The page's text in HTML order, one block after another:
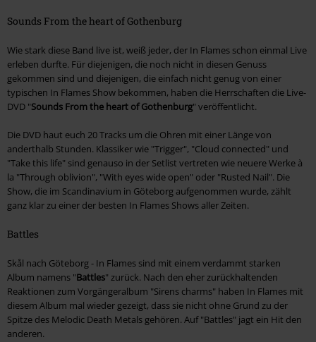
Sounds From the heart of Gothenburg
Wie stark diese Band live ist, weiß jeder, der In Flames schon einmal Live
erleben durfte. Für diejenigen, die noch nicht in diesen Genuss
gekommen sind und diejenigen, die einfach nicht genug von einer
typischen In Flames Show bekommen, haben die Herrschaften die Live-
DVD "Sounds From the heart of Gothenburg" veröffentlicht.
Die DVD haut euch 20 Tracks um die Ohren mit einer Länge von
anderthalb Stunden. Klassiker wie "Trigger", "Cloud connected" und
"Take this life" sind genauso in der Setlist vertreten wie neuere Werke à
la "Through oblivion", "With eyes wide open" oder "Rusted Nail". Die
Show, die im Scandinavium in Göteborg aufgenommen wurde, zählt
ganz klar zu einer der besten In Flames Shows aller Zeiten.
Battles
Skål nach Göteborg - In Flames sind mit einem verdammt starken
Album namens "Battles" zurück. Nach den eher zurückhaltenden
Reaktionen zum Vorgängeralbum "Sirens charms" haben In Flames mit
diesem Album mal wieder gezeigt, dass sie nicht ohne Grund zu der
Spitze des Melodic Death Metals gehören. Auf "Battles" jagt ein Hit den
anderen.